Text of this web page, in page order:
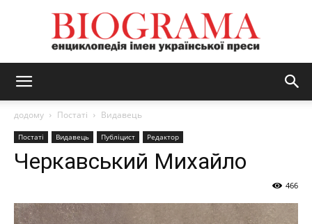
додому Постаті Видавець
Постаті Видавець Публіцист Редактор
Черкавський Михайло
466